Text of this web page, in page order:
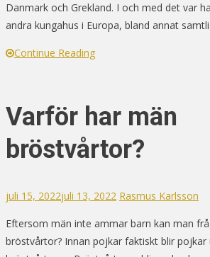
Danmark och Grekland. I och med det var
andra kungahus i Europa, bland annat
Continue Reading
Varför har män
bröstvårtor?
juli 15, 2022juli 13, 2022 Rasmus Karlsson
Eftersom män inte ammar barn kan man
bröstvårtor? Innan pojkar faktiskt blir pojkar